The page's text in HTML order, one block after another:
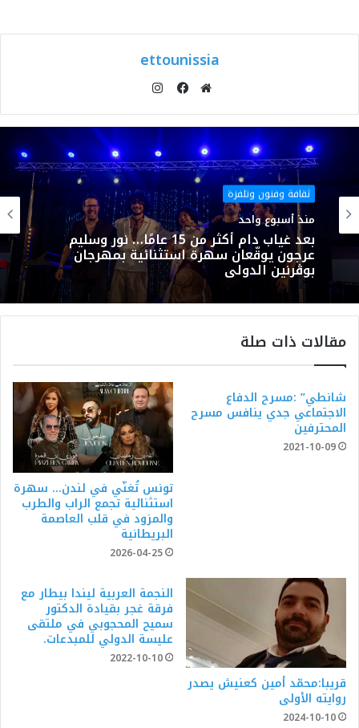
ettounissia
الويب
ثقافة وفنون وتلفزة
منذ أسبوع واحد
بعد غياب دام أكثر من 15 عامًا… نور وسليم
عرجون يوقّعان سهرة استثنائية بمهرجان
بوڨرنين الدولي
مقالات ذات صلة
شانطي” :مسرح الدفاع
الاجتماعي جدي ينافس مسرح
المحترفين
2021-10-09
تونس تُغنّي في لندن… سهرة
استثنائية تجمع الراب والطرب
والمزود في قلب العاصمة
البريطانية
2026-04-25
قريبا:محمّد أمين كعنيش يصدر
روايته الأولى
2024-10-10
النجمة العربية ليندا بيطار مع
فرقة غجر بقيادة الدكتور
سميح المحجوبي في ملتقى
عليسة الدولي للمبدعات.
2022-10-10